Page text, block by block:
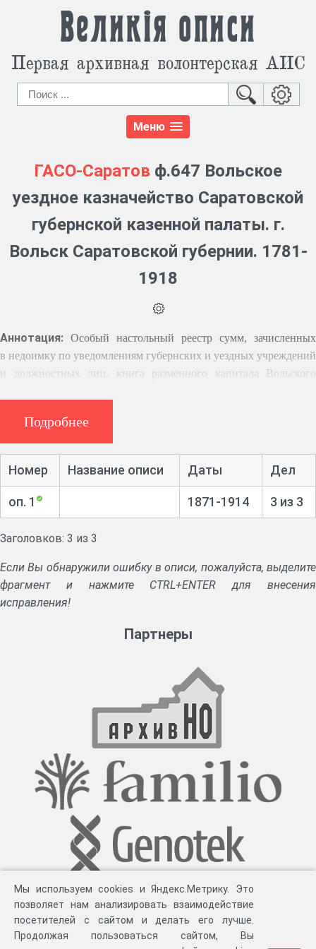
Великія описи
Первая архивная волонтерская АИС
Меню
ГАСО-Саратов ф.647 Вольское
уездное казначейство Саратовской
губернской казенной палаты. г.
Вольск Саратовской губернии. 1781-
1918
Аннотация: Особый настольный реестр сумм, зачисленных
в недоимку по уведомлениям губернских и уездных учреждений
и должностных лиц, книга разменного капитала Вольского
Подробнее
Номер Название описи Даты Дел
оп. 1 1871-1914 3 из 3
Заголовков: 3 из 3
Если Вы обнаружили ошибку в описи, пожалуйста, выделите
фрагмент и нажмите CTRL+ENTER для внесения
исправления!
Партнеры
Мы используем cookies и Яндекс.Метрику. Это
позволяет нам анализировать взаимодействие
посетителей с сайтом и делать его лучше.
Продолжая пользоваться сайтом, Вы